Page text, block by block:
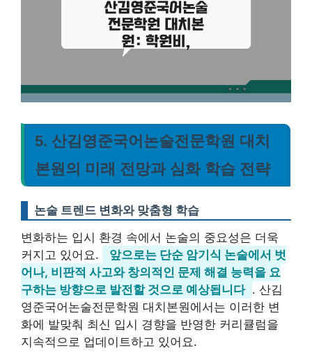
5. 산김영준국어논술전문학원 대치
본원의 미래 전망과 심화 학습 전략
논술 트렌드 변화와 맞춤형 학습
변화하는 입시 환경 속에서 논술의 중요성은 더욱
커지고 있어요.
앞으로는 단순 암기식 논술에서 벗
어나, 비판적 사고와 창의적인 문제 해결 능력을 요
구하는 방향으로 발전할 것으로 예상됩니다 . 산김
영준국어논술전문학원 대치본원에서는 이러한 변
화에 발맞춰 최신 입시 경향을 반영한 커리큘럼을
지속적으로 업데이트하고 있어요.